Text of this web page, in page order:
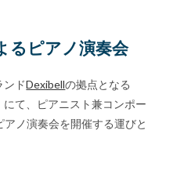
るピアノ演奏会
ンドDexibellの拠点となる
にて、ピアニスト兼コンポー
ノ演奏会を開催する運びと